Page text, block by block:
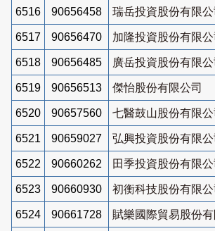
6516 90656458 瑞岳投資股份有限公
6517 90656470 加隆投資股份有限公
6518 90656485 廣岳投資股份有限公
6519 90656513 傑怡股份有限公司
6520 90657560 七醫鼓山股份有限公
6521 90659027 弘興投資股份有限公
6522 90660262 田季投資股份有限公
6523 90660930 初衡科技股份有限公
6524 90661728 賦樂國際貿易股份有